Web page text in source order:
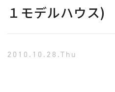
１モデルハウス)
2010.10.28.Thu